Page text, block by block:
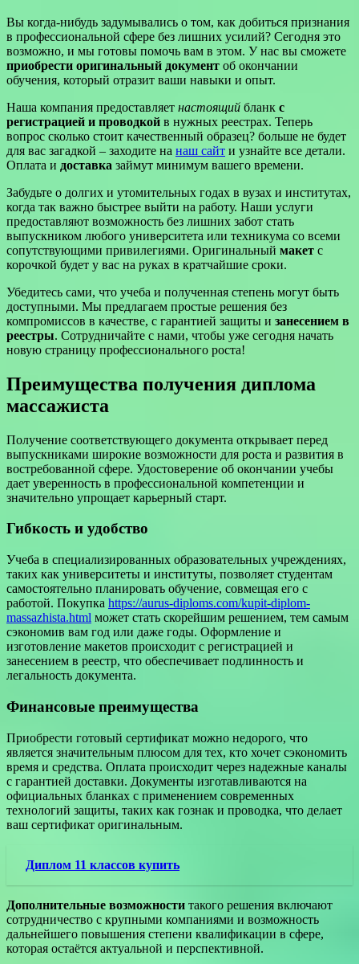
Вы когда-нибудь задумывались о том, как добиться признания
в профессиональной сфере без лишних усилий? Сегодня это
возможно, и мы готовы помочь вам в этом. У нас вы сможете
приобрести оригинальный документ об окончании
обучения, который отразит ваши навыки и опыт.
Наша компания предоставляет настоящий бланк с
регистрацией и проводкой в нужных реестрах. Теперь
вопрос сколько стоит качественный образец? больше не будет
для вас загадкой – заходите на наш сайт и узнайте все детали.
Оплата и доставка займут минимум вашего времени.
Забудьте о долгих и утомительных годах в вузах и институтах,
когда так важно быстрее выйти на работу. Наши услуги
предоставляют возможность без лишних забот стать
выпускником любого университета или техникума со всеми
сопутствующими привилегиями. Оригинальный макет с
корочкой будет у вас на руках в кратчайшие сроки.
Убедитесь сами, что учеба и полученная степень могут быть
доступными. Мы предлагаем простые решения без
компромиссов в качестве, с гарантией защиты и занесением в
реестры. Сотрудничайте с нами, чтобы уже сегодня начать
новую страницу профессионального роста!
Преимущества получения диплома
массажиста
Получение соответствующего документа открывает перед
выпускниками широкие возможности для роста и развития в
востребованной сфере. Удостоверение об окончании учебы
дает уверенность в профессиональной компетенции и
значительно упрощает карьерный старт.
Гибкость и удобство
Учеба в специализированных образовательных учреждениях,
таких как университеты и институты, позволяет студентам
самостоятельно планировать обучение, совмещая его с
работой. Покупка https://aurus-diploms.com/kupit-diplom-
massazhista.html может стать скорейшим решением, тем самым
сэкономив вам год или даже годы. Оформление и
изготовление макетов происходит с регистрацией и
занесением в реестр, что обеспечивает подлинность и
легальность документа.
Финансовые преимущества
Приобрести готовый сертификат можно недорого, что
является значительным плюсом для тех, кто хочет сэкономить
время и средства. Оплата происходит через надежные каналы
с гарантией доставки. Документы изготавливаются на
официальных бланках с применением современных
технологий защиты, таких как гознак и проводка, что делает
ваш сертификат оригинальным.
Диплом 11 классов купить
Дополнительные возможности такого решения включают
сотрудничество с крупными компаниями и возможность
дальнейшего повышения степени квалификации в сфере,
которая остаётся актуальной и перспективной.